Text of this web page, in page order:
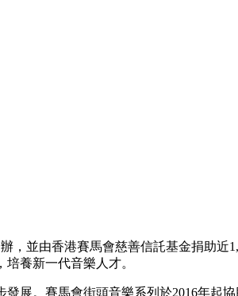
，並由香港賽馬會慈善信託基金捐助
養新一代音樂人才。
展。賽馬會街頭音樂系列於2016年起